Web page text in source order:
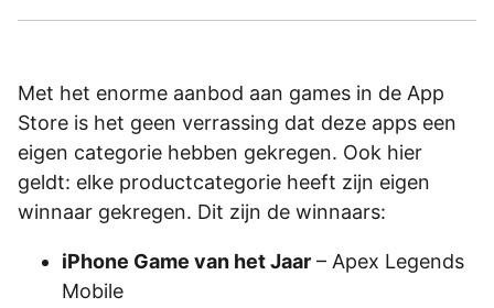
Met het enorme aanbod aan games in de App
Store is het geen verrassing dat deze apps een
eigen categorie hebben gekregen. Ook hier
geldt: elke productcategorie heeft zijn eigen
winnaar gekregen. Dit zijn de winnaars:
iPhone Game van het Jaar – Apex Legends
Mobile